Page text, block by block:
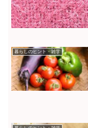
暮らしのヒント・雑学